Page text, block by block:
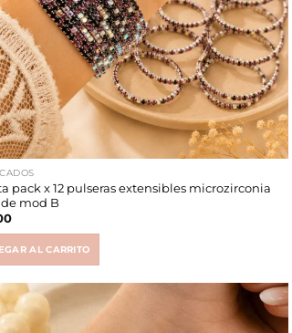
pack x 12 pulseras extensibles microzirconia
mod B
AL CARRITO